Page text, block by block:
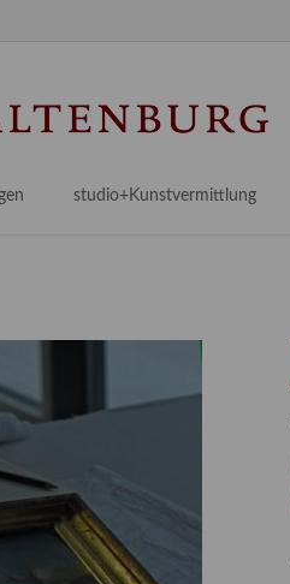
Ziele
Jh.
20./21. Jh.
studio+Kunstvermittlung
Angebote für Erwachsene
Angebote für Kitas